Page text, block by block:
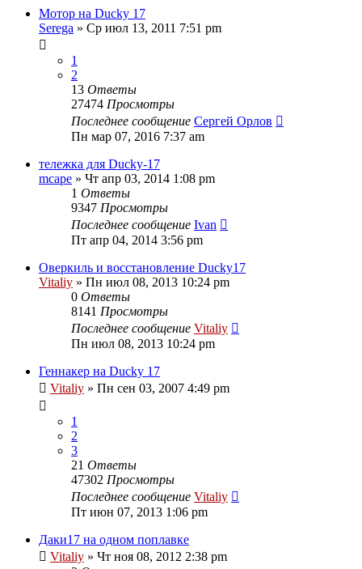
Мотор на Ducky 17
Serega » Ср июл 13, 2011 7:51 pm
1
2
13 Ответы
27474 Просмотры
Последнее сообщение Сергей Орлов
Пн мар 07, 2016 7:37 am
тележка для Ducky-17
mcape » Чт апр 03, 2014 1:08 pm
1 Ответы
9347 Просмотры
Последнее сообщение Ivan
Пт апр 04, 2014 3:56 pm
Оверкиль и восстановление Ducky17
Vitaliy » Пн июл 08, 2013 10:24 pm
0 Ответы
8141 Просмотры
Последнее сообщение Vitaliy
Пн июл 08, 2013 10:24 pm
Геннакер на Ducky 17
Vitaliy » Пн сен 03, 2007 4:49 pm
1
2
3
21 Ответы
47302 Просмотры
Последнее сообщение Vitaliy
Пт июн 07, 2013 1:06 pm
Даки17 на одном поплавке
Vitaliy » Чт ноя 08, 2012 2:38 pm